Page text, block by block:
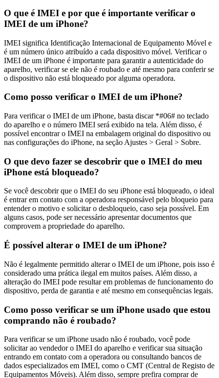
O que é IMEI e por que é importante verificar o
IMEI de um iPhone?
IMEI significa Identificação Internacional de Equipamento Móvel e
é um número único atribuído a cada dispositivo móvel. Verificar o
IMEI de um iPhone é importante para garantir a autenticidade do
aparelho, verificar se ele não é roubado e até mesmo para conferir se
o dispositivo não está bloqueado por alguma operadora.
Como posso verificar o IMEI de um iPhone?
Para verificar o IMEI de um iPhone, basta discar *#06# no teclado
do aparelho e o número IMEI será exibido na tela. Além disso, é
possível encontrar o IMEI na embalagem original do dispositivo ou
nas configurações do iPhone, na seção Ajustes > Geral > Sobre.
O que devo fazer se descobrir que o IMEI do meu
iPhone está bloqueado?
Se você descobrir que o IMEI do seu iPhone está bloqueado, o ideal
é entrar em contato com a operadora responsável pelo bloqueio para
entender o motivo e solicitar o desbloqueio, caso seja possível. Em
alguns casos, pode ser necessário apresentar documentos que
comprovem a propriedade do aparelho.
É possível alterar o IMEI de um iPhone?
Não é legalmente permitido alterar o IMEI de um iPhone, pois isso é
considerado uma prática ilegal em muitos países. Além disso, a
alteração do IMEI pode resultar em problemas de funcionamento do
dispositivo, perda de garantia e até mesmo em consequências legais.
Como posso verificar se um iPhone usado que estou
comprando não é roubado?
Para verificar se um iPhone usado não é roubado, você pode
solicitar ao vendedor o IMEI do aparelho e verificar sua situação
entrando em contato com a operadora ou consultando bancos de
dados especializados em IMEI, como o CMT (Central de Registo de
Equipamentos Móveis). Além disso, sempre prefira comprar de